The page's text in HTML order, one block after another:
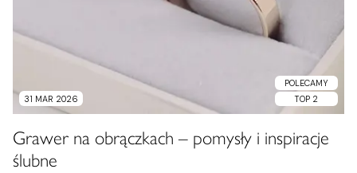
31 MAR 2026
POLECAMY
TOP 2
Grawer na obrączkach – pomysły i inspiracje
ślubne